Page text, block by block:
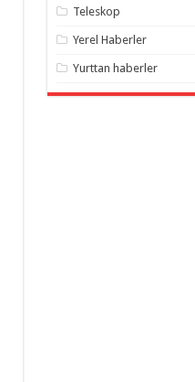
Teleskop
Yerel Haberler
Yurttan haberler